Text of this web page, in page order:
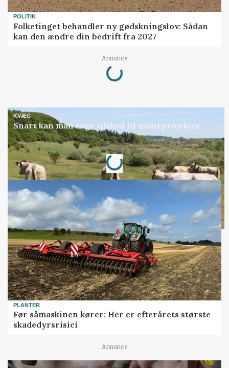
POLITIK
Folketinget behandler ny gødskningslov: Sådan
kan den ændre din bedrift fra 2027
Annonce
Loading...
KVÆG
Snart kan man søge tilskud til naturprojekter
Annonce
Loading...
PLANTER
Før såmaskinen kører: Her er efterårets største
skadedyrsrisici
Annonce